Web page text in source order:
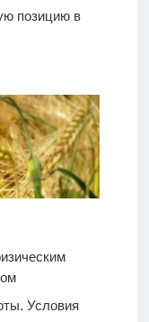
позицию в
Условия